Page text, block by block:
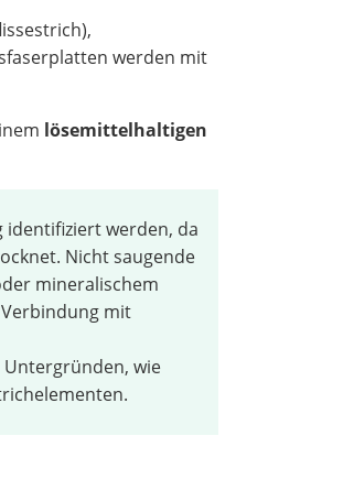
werden mit
lösemittelhaltigen
werden, da
Nicht saugende
mineralischem
mit
wie